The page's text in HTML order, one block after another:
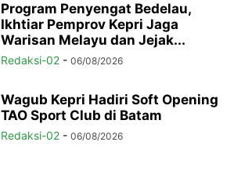
Program Penyengat Bedelau,
Ikhtiar Pemprov Kepri Jaga
Warisan Melayu dan Jejak...
Redaksi-02 - 06/08/2026
Wagub Kepri Hadiri Soft Opening
TAO Sport Club di Batam
Redaksi-02 - 06/08/2026